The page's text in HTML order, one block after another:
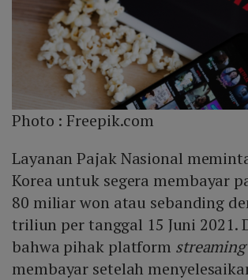
Photo :Freepik.com
Layanan Pajak Nasional
Korea untuk segera membayar
80 miliar won atau sebanding
triliun per tanggal 15 Juni 2021.
bahwa pihak platform streaming
membayar setelah